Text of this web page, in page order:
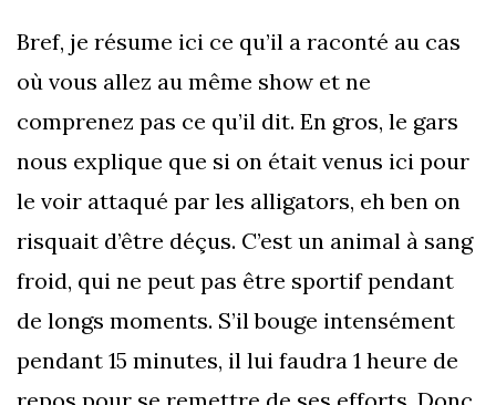
Bref, je résume ici ce qu’il a raconté au cas
où vous allez au même show et ne
comprenez pas ce qu’il dit. En gros, le gars
nous explique que si on était venus ici pour
le voir attaqué par les alligators, eh ben on
risquait d’être déçus. C’est un animal à sang
froid, qui ne peut pas être sportif pendant
de longs moments. S’il bouge intensément
pendant 15 minutes, il lui faudra 1 heure de